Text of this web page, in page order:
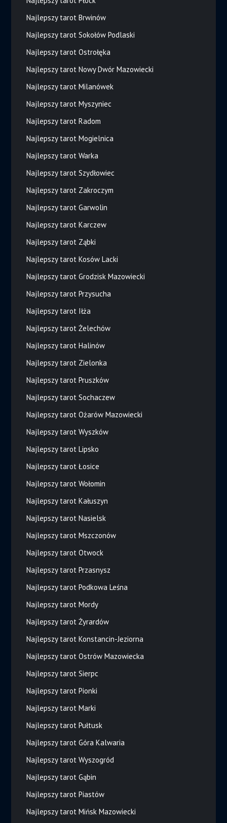
Najlepszy tarot Brwinów
Najlepszy tarot Sokołów Podlaski
Najlepszy tarot Ostrołęka
Najlepszy tarot Nowy Dwór Mazowiecki
Najlepszy tarot Milanówek
Najlepszy tarot Myszyniec
Najlepszy tarot Radom
Najlepszy tarot Mogielnica
Najlepszy tarot Warka
Najlepszy tarot Szydłowiec
Najlepszy tarot Zakroczym
Najlepszy tarot Garwolin
Najlepszy tarot Karczew
Najlepszy tarot Ząbki
Najlepszy tarot Kosów Lacki
Najlepszy tarot Grodzisk Mazowiecki
Najlepszy tarot Przysucha
Najlepszy tarot Iłża
Najlepszy tarot Żelechów
Najlepszy tarot Halinów
Najlepszy tarot Zielonka
Najlepszy tarot Pruszków
Najlepszy tarot Sochaczew
Najlepszy tarot Ożarów Mazowiecki
Najlepszy tarot Wyszków
Najlepszy tarot Lipsko
Najlepszy tarot Łosice
Najlepszy tarot Wołomin
Najlepszy tarot Kałuszyn
Najlepszy tarot Nasielsk
Najlepszy tarot Mszczonów
Najlepszy tarot Otwock
Najlepszy tarot Przasnysz
Najlepszy tarot Podkowa Leśna
Najlepszy tarot Mordy
Najlepszy tarot Żyrardów
Najlepszy tarot Konstancin-Jeziorna
Najlepszy tarot Ostrów Mazowiecka
Najlepszy tarot Sierpc
Najlepszy tarot Pionki
Najlepszy tarot Marki
Najlepszy tarot Pułtusk
Najlepszy tarot Góra Kalwaria
Najlepszy tarot Wyszogród
Najlepszy tarot Gąbin
Najlepszy tarot Piastów
Najlepszy tarot Mińsk Mazowiecki